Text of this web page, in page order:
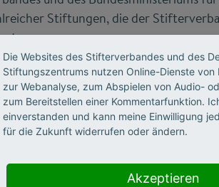
Stiftungen, die der
Die Websites des Stifterverbandes und des
Stiftungszentrums nutzen Online-Dienste von
zur Webanalyse, zum Abspielen von Audio-
zum Bereitstellen einer Kommentarfunktion.
einverstanden und kann meine Einwilligung
für die Zukunft widerrufen oder ändern.
Akzeptieren